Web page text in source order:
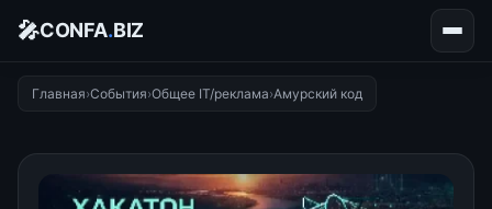
🎤CONFA.BIZ
Главная›События›Общее IT/реклама›Амурский код